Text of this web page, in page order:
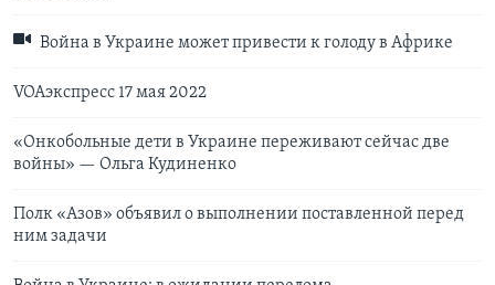
Война в Украине может привести к голоду в Африке
VOAэкспресс 17 мая 2022
«Онкобольные дети в Украине переживают сейчас две
войны» — Ольга Кудиненко
Полк «Азов» объявил о выполнении поставленной перед
ним задачи